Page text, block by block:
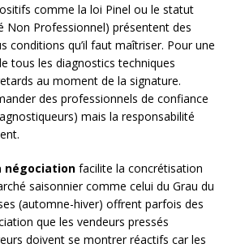
comme la loi Pinel ou le statut
Non Professionnel) présentent des
conditions qu’il faut maîtriser. Pour une
tous les diagnostics techniques
au moment de la signature.
des professionnels de confiance
mais la responsabilité
négociation facilite la concrétisation
saisonnier comme celui du Grau du
(automne-hiver) offrent parfois des
que les vendeurs pressés
doivent se montrer réactifs car les